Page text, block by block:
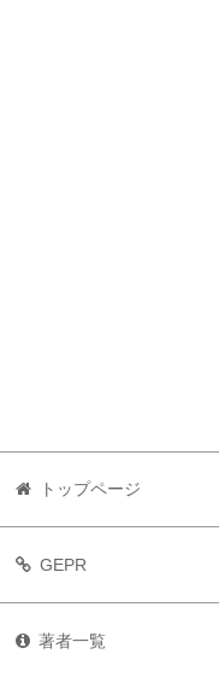
トップページ
GEPR
著者一覧